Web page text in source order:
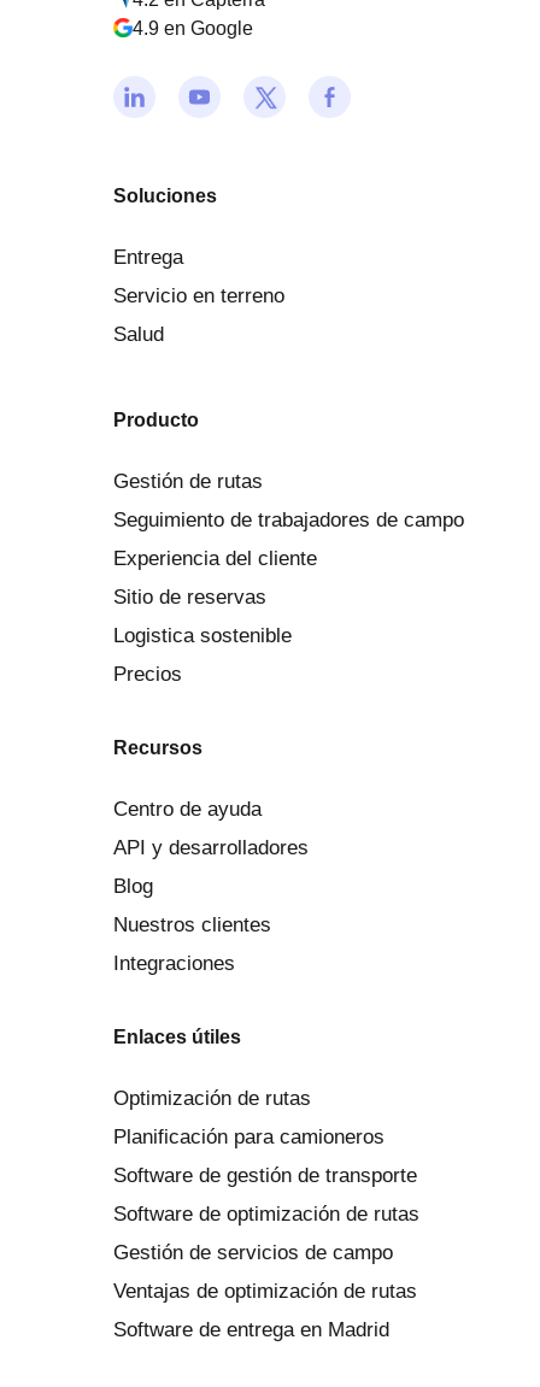
4.9 en Google
Soluciones
Entrega
Servicio en terreno
Salud
Producto
Gestión de rutas
Seguimiento de trabajadores de campo
Experiencia del cliente
Sitio de reservas
Logistica sostenible
Precios
Recursos
Centro de ayuda
API y desarrolladores
Blog
Nuestros clientes
Integraciones
Enlaces útiles
Optimización de rutas
Planificación para camioneros
Software de gestión de transporte
Software de optimización de rutas
Gestión de servicios de campo
Ventajas de optimización de rutas
Software de entrega en Madrid